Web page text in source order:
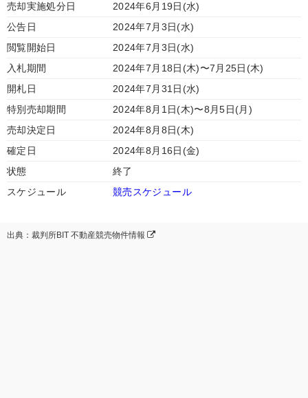
売却実施処分日
2024年6月19日(水)
公告日
2024年7月3日(水)
閲覧開始日
2024年7月3日(水)
入札期間
2024年7月18日(木)〜7月25日(木)
開札日
2024年7月31日(水)
特別売却期間
2024年8月1日(木)〜8月5日(月)
売却決定日
2024年8月8日(木)
確定日
2024年8月16日(金)
状態
終了
スケジュール
競売スケジュール
出典：裁判所BIT 不動産競売物件情報